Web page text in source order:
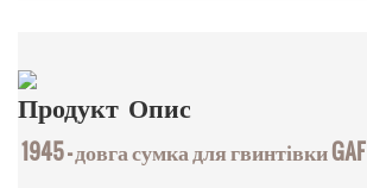
Продукт Опис
1945 — довга сумка для гвинтівки GAF